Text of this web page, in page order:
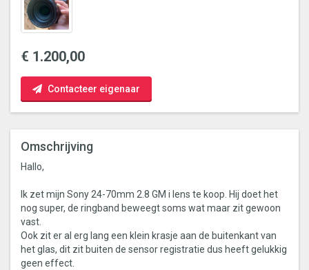
€ 1.200,00
Contacteer eigenaar
Omschrijving
Hallo,
Ik zet mijn Sony 24-70mm 2.8 GM i lens te koop. Hij doet het
nog super, de ringband beweegt soms wat maar zit gewoon
vast.
Ook zit er al erg lang een klein krasje aan de buitenkant van
het glas, dit zit buiten de sensor registratie dus heeft gelukkig
geen effect.